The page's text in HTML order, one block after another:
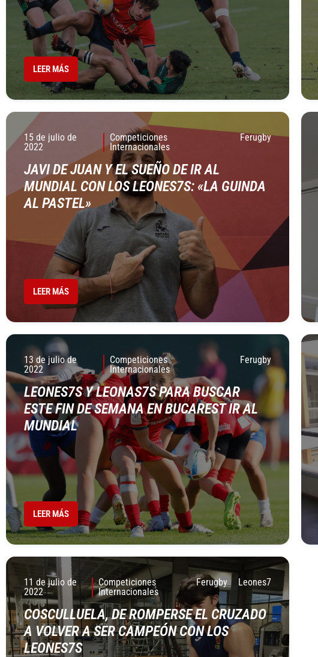
LEER MÁS
15 de julio de
2022
Competiciones
Internacionales
Ferugby
JAVI DE JUAN Y EL SUEÑO DE IR AL
MUNDIAL CON LOS LEONES7S: «LA GUINDA
AL PASTEL»
LEER MÁS
13 de julio de
2022
Competiciones
Internacionales
Ferugby
LEONES7S Y LEONAS7S PARA BUSCAR
ESTE FIN DE SEMANA EN BUCAREST IR AL
MUNDIAL
LEER MÁS
11 de julio de
2022
Competiciones
Internacionales
Ferugby Leones7
COSCULLUELA, DE ROMPERSE EL CRUZADO
A VOLVER A SER CAMPEÓN CON LOS
LEONES7S